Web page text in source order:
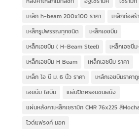
เหล็ก h-beam 200x100 ราคา
เหล็กก่อสร้
เหล็กรูปพรรณทุกชนิด
เหล็กเอชบีม
เหล็กเอชบีม ( H-Beam Steel)
เหล็กเอชบี
เหล็กเอชบีม H Beam
เหล็กเอชบีม ราคา
เหล็ก ไอ บี ม. 6 นิ้ว ราคา
เหล้กเอชบีมราคา
เอชบีม ไอบีม
แผ่นปิดครอบชนผนัง
แผ่นหลังคาเหล็กเซรามิก CMR 76x225 สี
ไวด์แฟรงค์ มอก